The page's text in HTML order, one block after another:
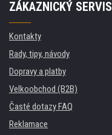
ZÁKAZNICKÝ SERVIS
Kontakty
Rady, tipy, návody
Dopravy a platby
Velkoobchod (B2B)
Časté dotazy FAQ
Reklamace